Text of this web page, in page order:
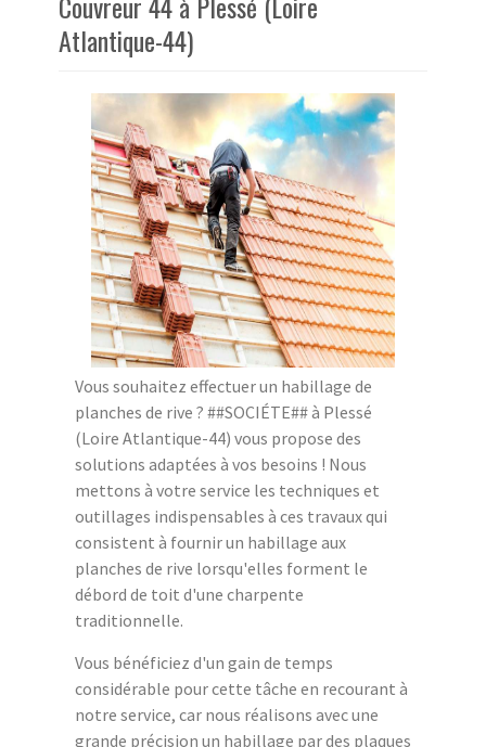
Atlantique-44)
Vous souhaitez effectuer un habillage de
planches de rive ? ##SOCIÉTE## à Plessé
(Loire Atlantique-44) vous propose des
solutions adaptées à vos besoins ! Nous
mettons à votre service les techniques et
outillages indispensables à ces travaux qui
consistent à fournir un habillage aux
planches de rive lorsqu'elles forment le
débord de toit d'une charpente
traditionnelle.
Vous bénéficiez d'un gain de temps
considérable pour cette tâche en recourant à
notre service, car nous réalisons avec une
grande précision un habillage par des plaques